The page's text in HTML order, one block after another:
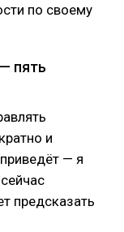
по своему
пять
и
— я
предсказать